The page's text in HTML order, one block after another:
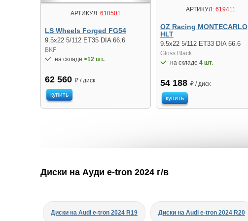
АРТИКУЛ:610501
LS Wheels Forged FG54
9.5x22 5/112 ET35 DIA 66.6
BKF
на складе >12 шт.
62 560 ₽ / диск
купить
АРТИКУЛ: 619411
OZ Racing MONTECARLO
HLT
9.5x22 5/112 ET33 DIA 66.6
Gloss Black
на складе 4 шт.
54 188 ₽ / диск
купить
Диски на Ауди e-tron 2024 г/в
Диски на Audi e-tron 2024 R19 Диски на Audi e-tron 2024 R20